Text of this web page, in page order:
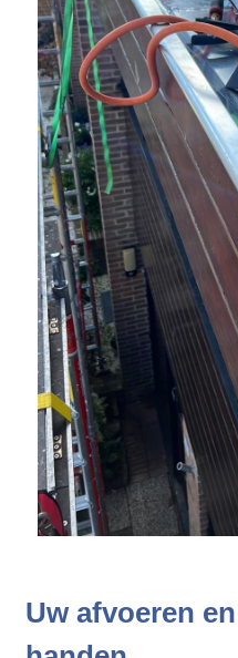
Uw afvoeren